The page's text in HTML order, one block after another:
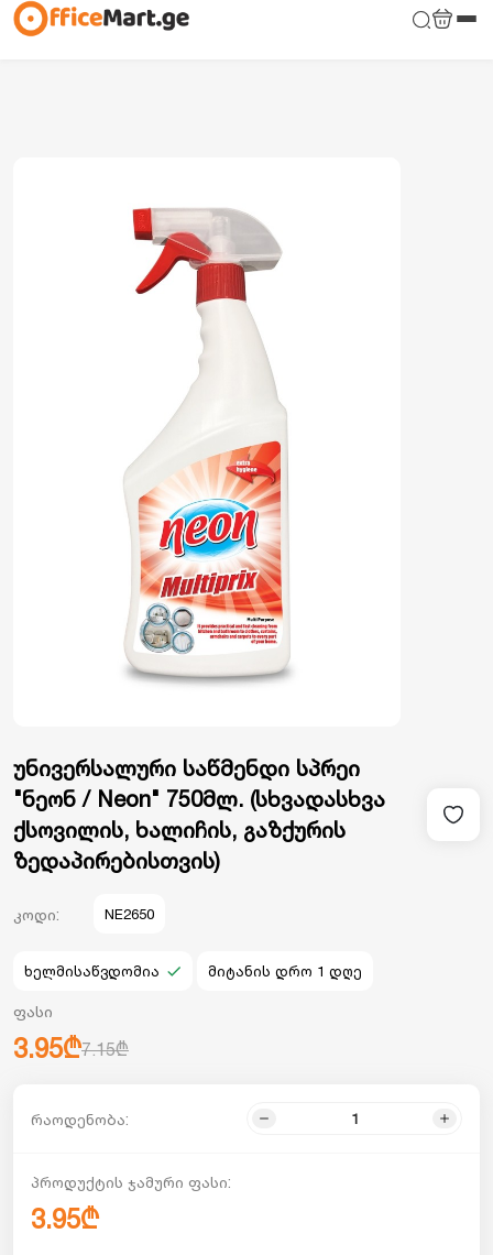
უნივერსალური საწმენდი სპრეი
"ნეონ / Neon" 750მლ. (სხვადასხვა
ქსოვილის, ხალიჩის, გაზქურის
ზედაპირებისთვის)
კოდი: NE2650
ხელმისაწვდომია მიტანის დრო 1 დღე
ფასი
3.95₾7.15₾
რაოდენობა:
პროდუქტის ჯამური ფასი:
3.95₾